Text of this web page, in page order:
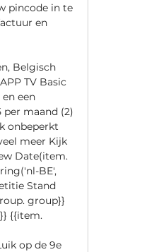
pincode in te
en
Belgisch
TV Basic
een
per maand (2)
onbeperkt
meer Kijk
Date(item.
BE',
Stand
group}}
{{item.
op de 9e